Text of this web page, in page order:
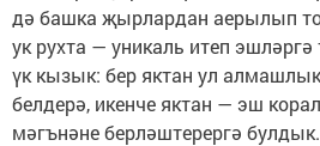
дә башка җырлардан аерылып
ук рухта — уникаль итеп
үк кызык: бер яктан ул
белдерә, икенче яктан — эш
мәгънәне берләштерергә